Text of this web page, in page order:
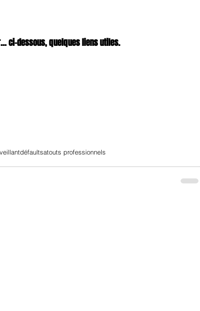
ci-dessous, quelques liens utiles.
défaultsatouts professionnels